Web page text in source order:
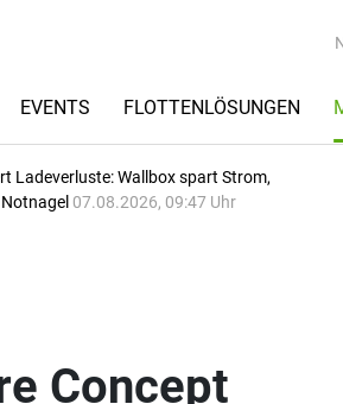
EVENTS FLOTTENLÖSUNGEN
Ladeverluste: Wallbox spart Strom,
07.08.2026, 09:47 Uhr
Concept